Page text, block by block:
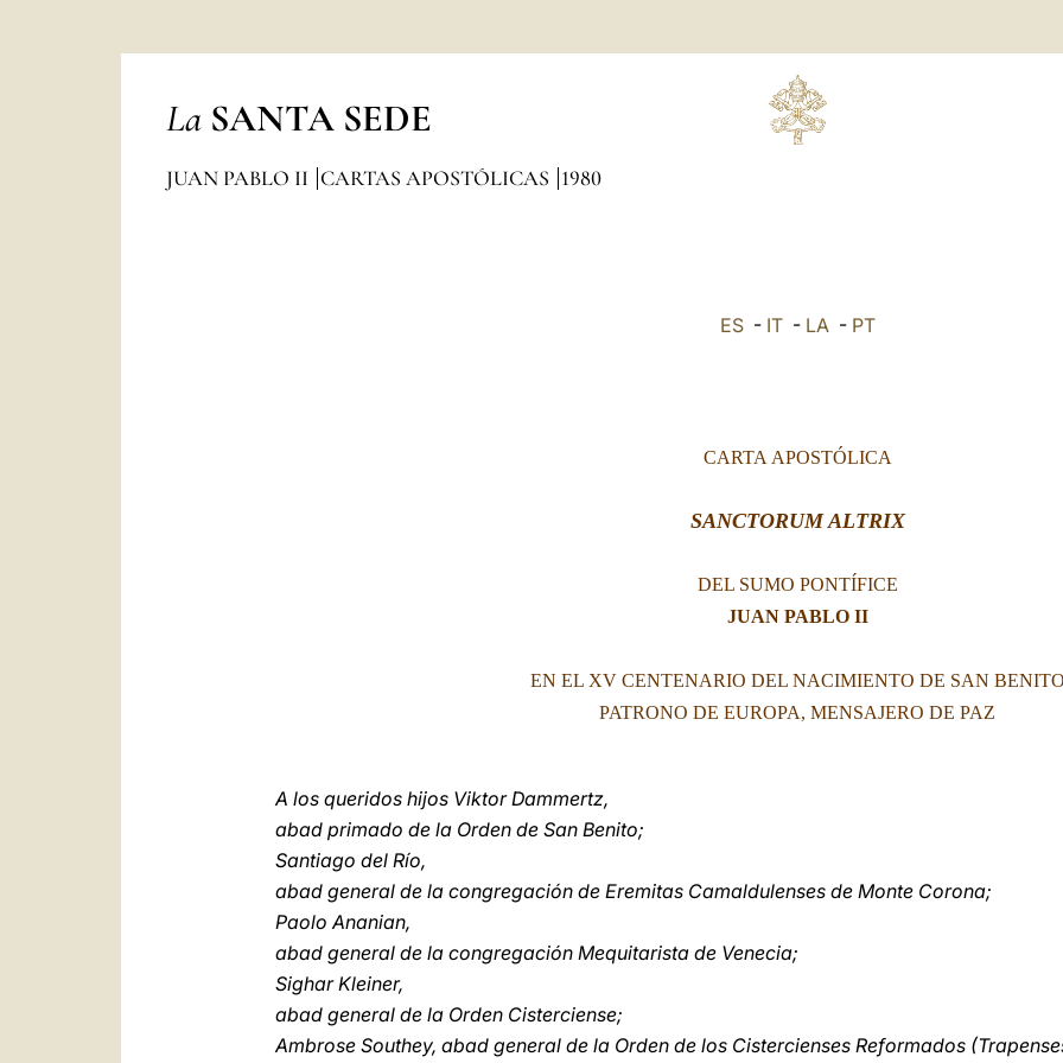
La SANTA SEDE
JUAN PABLO II CARTAS APOSTÓLICAS 1980
ES- IT- LA- PT
CARTA APOSTÓLICA
SANCTORUM ALTRIX
DEL SUMO PONTÍFICE
JUAN PABLO II
EN EL XV CENTENARIO DEL NACIMIENTO DE SAN BENITO
PATRONO DE EUROPA, MENSAJERO DE PAZ
A los queridos hijos Viktor Dammertz,
abad primado de la Orden de San Benito;
Santiago del Río,
abad general de la congregación de Eremitas Camaldulenses de Monte Corona;
Paolo Ananian,
abad general de la congregación Mequitarista de Venecia;
Sighar Kleiner,
abad general de la Orden Cisterciense;
Ambrose Southey, abad general de la Orden de los Cistercienses Reformados